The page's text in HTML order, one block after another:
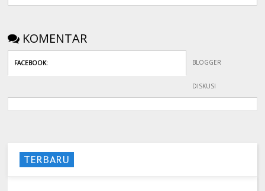
KOMENTAR
FACEBOOK: BLOGGER
DISKUSI
TERBARU